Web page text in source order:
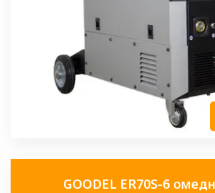
GOODEL ER70S-6